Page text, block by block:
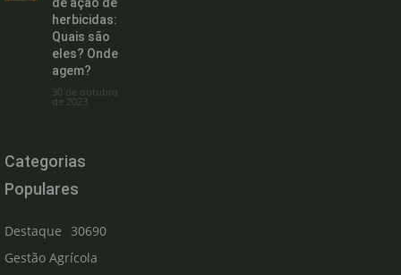
herbicidas:
Quais são
eles? Onde
agem?
30 de outubro
de 2023
Categorias
Populares
Destaque
30690
Gestão Agrícola